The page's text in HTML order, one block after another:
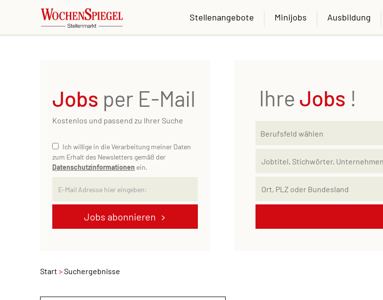
Stellenangebote Minijobs Ausbildung
Jobs per E-Mail
Kostenlos und passend zu Ihrer Suche
Jobs abonnieren
Ich willige in die Verarbeitung meiner Daten
zum Erhalt des Newsletters gemäß der
Datenschutzinformationen ein.
Ihre Jobs !
Start Suchergebnisse